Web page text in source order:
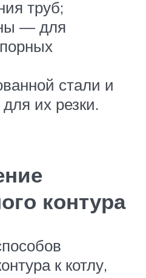
труб;
— для
стали и
их резки.
контура
к котлу,